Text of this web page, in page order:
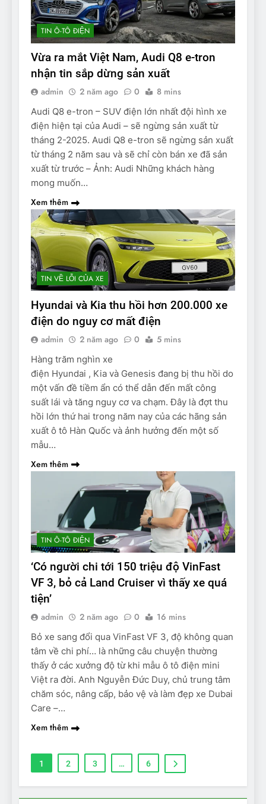
TIN Ô-TÔ ĐIỆN
Vừa ra mắt Việt Nam, Audi Q8 e-tron
nhận tin sắp dừng sản xuất
admin 2 năm ago 0 8 mins
Audi Q8 e-tron – SUV điện lớn nhất đội hình xe
điện hiện tại của Audi – sẽ ngừng sản xuất từ
tháng 2-2025. Audi Q8 e-tron sẽ ngừng sản xuất
từ tháng 2 năm sau và sẽ chỉ còn bán xe đã sản
xuất từ trước – Ảnh: Audi Những khách hàng
mong muốn…
Xem thêm
TIN VỀ LỖI CỦA XE
Hyundai và Kia thu hồi hơn 200.000 xe
điện do nguy cơ mất điện
admin 2 năm ago 0 5 mins
Hàng trăm nghìn xe
điện Hyundai , Kia và Genesis đang bị thu hồi do
một vấn đề tiềm ẩn có thể dẫn đến mất công
suất lái và tăng nguy cơ va chạm. Đây là đợt thu
hồi lớn thứ hai trong năm nay của các hãng sản
xuất ô tô Hàn Quốc và ảnh hưởng đến một số
mẫu…
Xem thêm
TIN Ô-TÔ ĐIỆN
‘Có người chi tới 150 triệu độ VinFast
VF 3, bỏ cả Land Cruiser vì thấy xe quá
tiện’
admin 2 năm ago 0 16 mins
Bỏ xe sang đổi qua VinFast VF 3, độ không quan
tâm về chi phí… là những câu chuyện thường
thấy ở các xưởng độ từ khi mẫu ô tô điện mini
Việt ra đời. Anh Nguyễn Đức Duy, chủ trung tâm
chăm sóc, nâng cấp, bảo vệ và làm đẹp xe Dubai
Care –…
Xem thêm
1 2 3 … 6